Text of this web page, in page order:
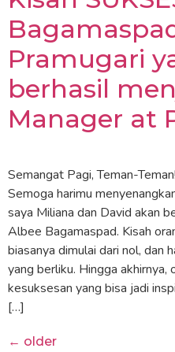
Pramugari
berhasil
Manager at
Semangat Pagi, Teman-
Semoga harimu
saya Miliana dan David akan
Albee Bagamaspad. Kisah
biasanya dimulai dari nol, dan
yang berliku. Hingga
kesuksesan yang bisa jadi
[…]
← older